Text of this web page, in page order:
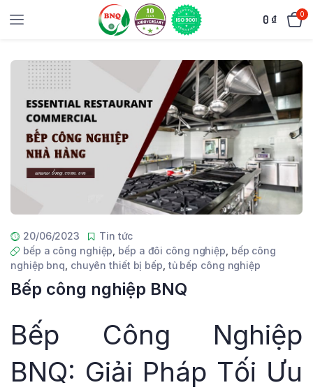
0 ₫ 0
20/06/2023
Tin tức
bếp a công nghiệp bếp a đôi công nghiệp bếp công
nghiệp bnq chuyên thiết bị bếp tủ bếp công nghiệp
Bếp công nghiệp BNQ
Bếp Công Nghiệp
BNQ: Giải Pháp Tối Ưu